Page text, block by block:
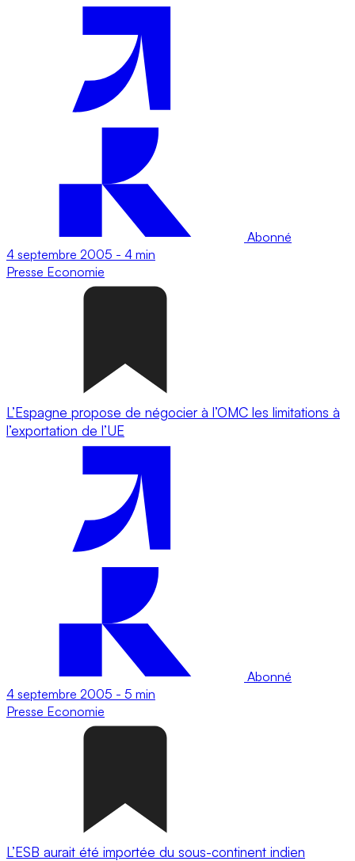
Abonné
4 septembre 2005 - 4 min
Presse Economie
L’Espagne propose de négocier à l’OMC les limitations à
l’exportation de l’UE
Abonné
4 septembre 2005 - 5 min
Presse Economie
L’ESB aurait été importée du sous-continent indien